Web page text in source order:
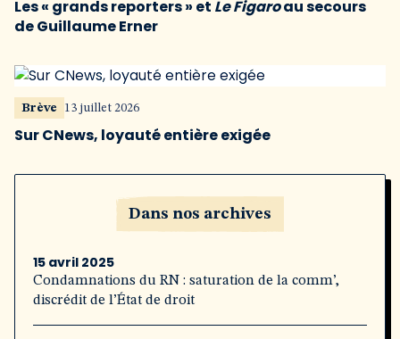
Les « grands reporters » et Le Figaroau secours
de Guillaume Erner
Brève 13 juillet 2026
Sur CNews, loyauté entière exigée
Dans nos archives
15 avril 2025
Condamnations du RN : saturation de la comm’,
discrédit de l’État de droit